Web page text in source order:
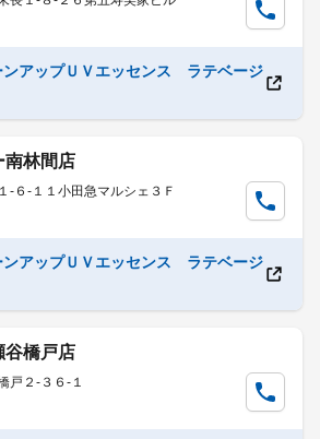
アップＵＶエッセンス ラテベージ
南林間店
-６-１１小田急マルシェ３Ｆ
アップＵＶエッセンス ラテベージ
谷橋戸店
戸２-３６-１